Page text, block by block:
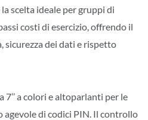
scelta ideale per gruppi di
costi di esercizio, offrendo il
sicurezza dei dati e rispetto
a colori e altoparlanti per le
agevole di codici PIN. Il controllo